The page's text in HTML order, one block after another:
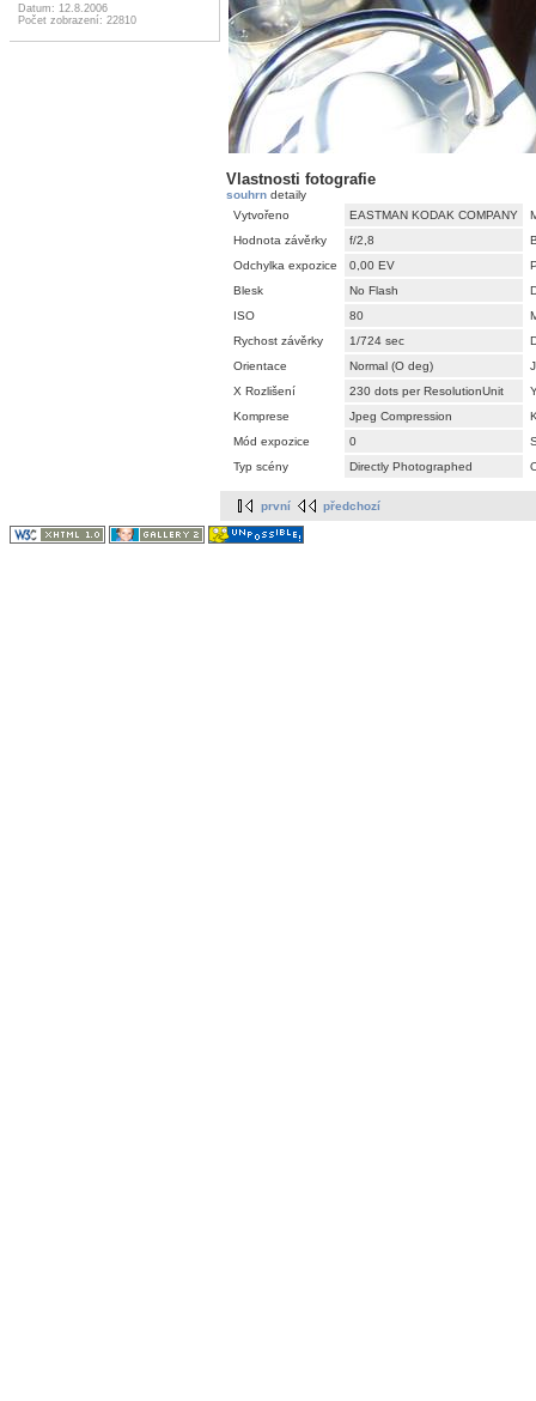
Datum: 12.8.2006
Počet zobrazení: 22810
Vlastnosti fotografie
souhrn detaily
Vytvořeno
EASTMAN KODAK COMPANY
Hodnota závěrky
f/2,8
Odchylka expozice
0,00 EV
Blesk
No Flash
ISO
80
Rychost závěrky
1/724 sec
Orientace
Normal (O deg)
X Rozlišení
230 dots per ResolutionUnit
Komprese
Jpeg Compression
Mód expozice
0
Typ scény
Directly Photographed
první předchozí